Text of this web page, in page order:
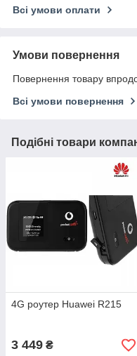
Всі умови оплати
Умови повернення
Повернення товару
Всі умови повернення
Подібні товари
4G роутер Huawei R215
3 449 ₴